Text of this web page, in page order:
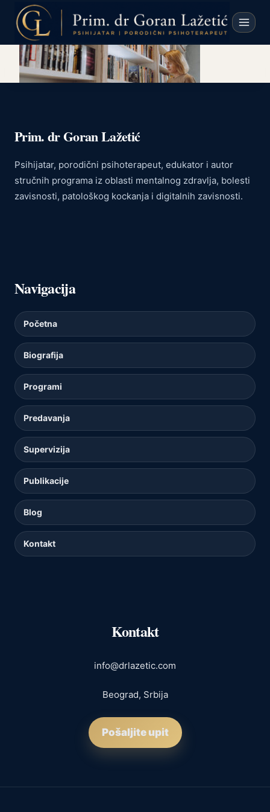
content
Prim. dr Goran Lažetić
Psihijatar, porodični psihoterapeut, edukator i autor
stručnih programa iz oblasti mentalnog zdravlja, bolesti
zavisnosti, patološkog kockanja i digitalnih zavisnosti.
Navigacija
Početna
Biografija
Programi
Predavanja
Supervizija
Publikacije
Blog
Kontakt
Kontakt
info@drlazetic.com
Beograd, Srbija
Pošaljite upit